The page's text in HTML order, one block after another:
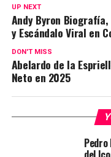
UP NEXT
Andy Byron
y Escándalo Viral en
DON'T MISS
Abelardo de la
Neto en 2025